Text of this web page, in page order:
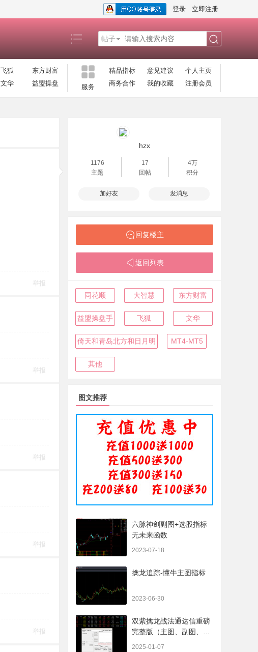
登录 立即注册
帖子
飞狐
东方财富
文华 益盟操盘 服务
精品指标 意见建议
个人主页
商务合作
我的收藏 注册会员
举报
举报
举报
举报
举报
hzx
1176
主题
17
回帖
4万
积分
加好友 发消息
回复楼主
返回列表
同花顺 大智慧 东方财富
益盟操盘手 飞狐 文华
倚天和青岛北方和日月明 MT4-MT5
其他
图文推荐
六脉神剑副图+选股指标
无未来函数
2023-07-18
擒龙追踪-懂牛主图指标
2023-06-30
双紫擒龙战法通达信重磅
完整版（主图、副图、排
2025-01-07